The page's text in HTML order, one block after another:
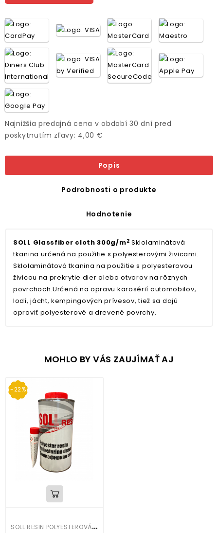
Najnižšia predajná cena v období 30 dní pred
poskytnutím zľavy: 4,00 €
Popis
Podrobnosti o produkte
Hodnotenie
SOLL Glassfiber cloth 300g/m2 Sklolaminátová
tkanina určená na použitie s polyesterovými živicami.
Sklolaminátová tkanina na použitie s polyesterovou
živicou na prekrytie dier alebo otvorov na rôznych
povrchoch.Určená na opravu karosérií automobilov,
lodí, jácht, kempingových prívesov, tiež sa dajú
opraviť polyesterové a drevené povrchy.
MOHLO BY VÁS ZAUJÍMAŤ AJ
-22%
S
OLL RESIN POLYESTEROVÁ ŽIVICA 0,5KG